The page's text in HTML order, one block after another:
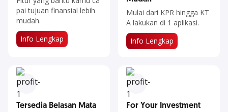
pai tujuan finansial lebih
mudah.
Info Lengkap​​​​​​​
Mulai dari KPR hingga KT
A lakukan di 1 aplikasi.
Info Lengkap​​​​​​​​
Tersedia Belasan Mata
For Your Investment